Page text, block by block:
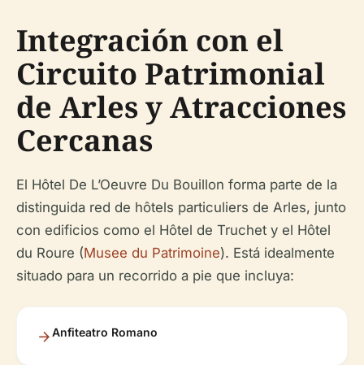
Integración con el
Circuito Patrimonial
de Arles y Atracciones
Cercanas
El Hôtel De L’Oeuvre Du Bouillon forma parte de la
distinguida red de hôtels particuliers de Arles, junto
con edificios como el Hôtel de Truchet y el Hôtel
du Roure (Musee du Patrimoine). Está idealmente
situado para un recorrido a pie que incluya:
Anfiteatro Romano